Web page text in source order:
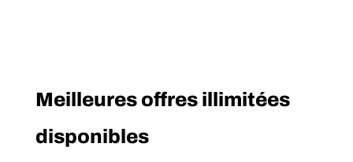
Meilleures offres illimitées
disponibles